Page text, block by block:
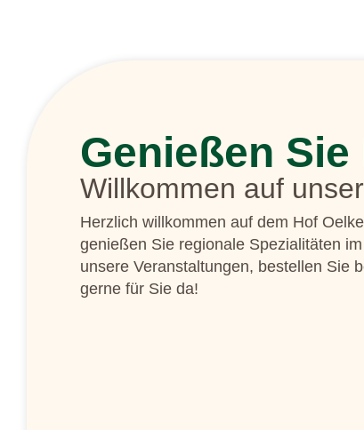
Genießen
Willkommen auf
Herzlich willkommen auf dem Hof
genießen Sie regionale Spezialitäten
unsere Veranstaltungen, bestellen Sie
gerne für Sie da!